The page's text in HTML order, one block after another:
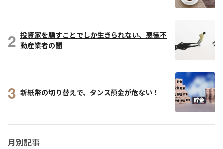
2 投資家を騙すことでしか生きられない、悪徳不
動産業者の闇
3 新紙幣の切り替えで、タンス預金が危ない！
月別記事